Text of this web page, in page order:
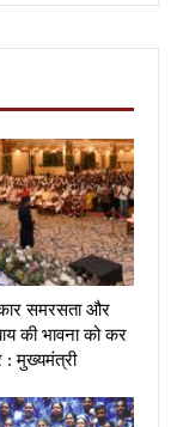
समरसता और
की भावना को कर
: मुख्यमंत्री